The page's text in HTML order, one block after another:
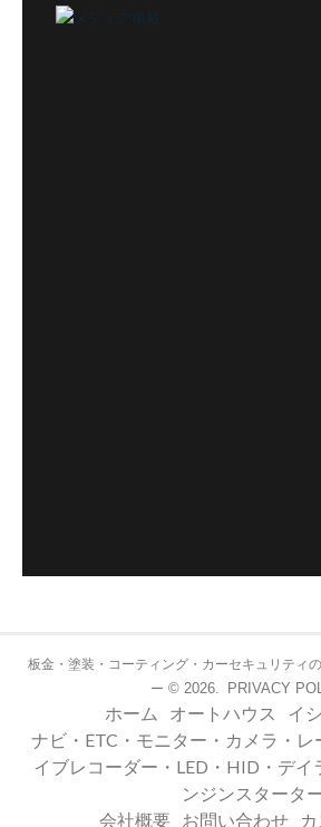
板金・塗装・コーティング・カーセキュリティ
ー © 2026. PRIVACY
ホーム オートハウス
イ
ナビ・ETC・モニター・カメラ・レ
イブレコーダー・LED・HID・デイ
ンジンスタータ
会社概要
お問い合わせ